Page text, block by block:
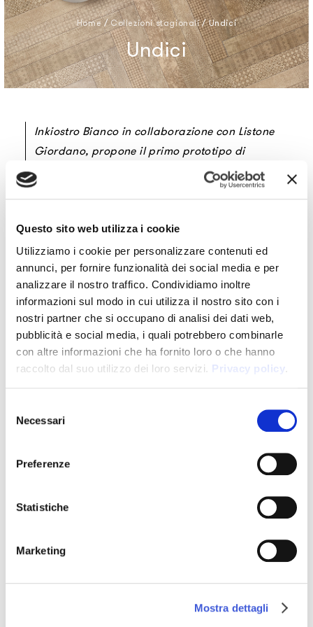
Questo sito web utilizza i cookie
Utilizziamo i cookie per personalizzare contenuti ed
annunci, per fornire funzionalità dei social media e per
analizzare il nostro traffico. Condividiamo inoltre
informazioni sul modo in cui utilizza il nostro sito con i
nostri partner che si occupano di analisi dei dati web,
pubblicità e social media, i quali potrebbero combinarle
con altre informazioni che ha fornito loro o che hanno
raccolto dal suo utilizzo dei loro servizi. Privacy policy.
delNecessari
Preferenze
Statistiche
Marketing
Mostra dettagli
Home/Collezioni stagionali/Undici
Undici
Inkiostro Bianco in collaborazione con Listone
Giordano, propone il primo prototipo di
parquet inciso. Undici texture disponibili che
vengono incise a laser sul legno di rovere.
Richiedi informazioni
DESIGNER
Inkiostro Bianco Studio Zero
MATERIALE
2 grafiche, 20 varianti
2017
PRODOTTI DELLA COLLEZIONE UNDICI